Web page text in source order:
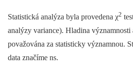
Statistická analýza byla provedena χ2
analýzy variance). Hladina
považována za statisticky významnou.
data značíme ns.